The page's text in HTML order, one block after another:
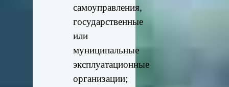
самоуправления,
государственные
или
муниципальные
эксплуатационные
организации;